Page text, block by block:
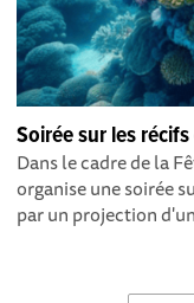
Soirée sur les
Dans le cadre de la
organise une soirée
par un projection